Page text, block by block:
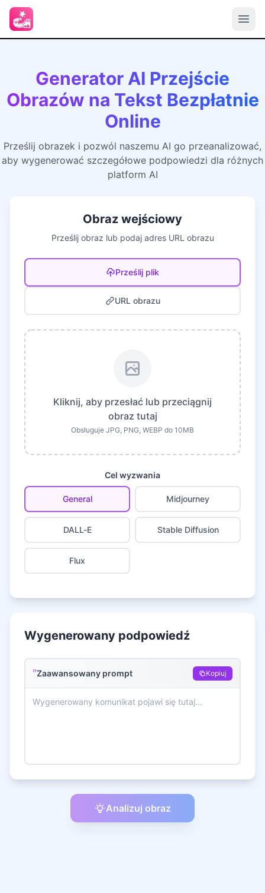
Generator AI Przejście
Obrazów na Tekst Bezpłatnie
Online
Prześlij obrazek i pozwól naszemu AI go przeanalizować,
aby wygenerować szczegółowe podpowiedzi dla różnych
platform AI
Obraz wejściowy
Prześlij obraz lub podaj adres URL obrazu
Prześlij plik
URL obrazu
Kliknij, aby przesłać lub przeciągnij
obraz tutaj
Obsługuje JPG, PNG, WEBP do 10MB
Cel wyzwania
General Midjourney
DALL-E Stable Diffusion
Flux
Wygenerowany podpowiedź
"Zaawansowany prompt Kopiuj
Analizuj obraz